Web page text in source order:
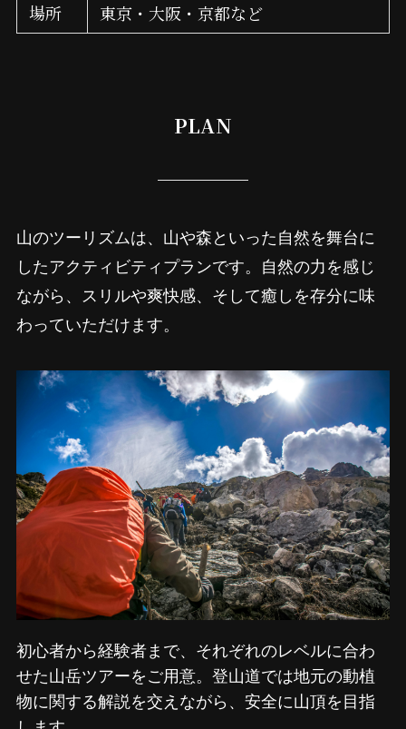
場所
東京・大阪・京都など
PLAN
山のツーリズムは、山や森といった自然を舞台に
したアクティビティプランです。自然の力を感じ
ながら、スリルや爽快感、そして癒しを存分に味
わっていただけます。
初心者から経験者まで、それぞれのレベルに合わ
せた山岳ツアーをご用意。登山道では地元の動植
物に関する解説を交えながら、安全に山頂を目指